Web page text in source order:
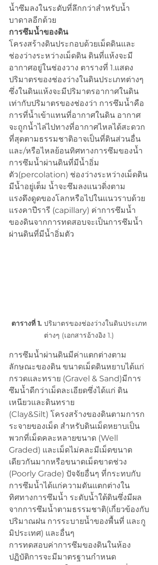
น้ำซึมลงในระดับที่ลึกกว่าสำหรับน้ำ
บาดาลอีกด้วย
การซึมน้ำของดิน
โครงสร้างดินประกอบด้วยเม็ดดินและ
ช่องว่างระหว่างเม็ดดิน ดินที่แห้งจะมี
อากาศอยู่ในช่องวาง ตารางที่ 1.แสดง
ปริมาตรของช่องว่างในดินประเภทต่างๆ
ซึ่งในดินแห้งจะมีปริมาตรอากาศในดิน
เท่ากับปริมาตรของช่องว่า การซึมน้ำคือ
การที่น้ำเข้าแทนที่อากาศในดิน อากาศ
จะถูกน้ำไล่ไปทางที่อากาศไหลได้สะดวก
ที่สุดตามธรรมชาติอาจเป็นที่ดินส่วนอื่น
และ/หรือไหลย้อนทิศทางการซึมของน้ำ
การซึมน้ำผ่านดินที่มีน้ำอิ่ม
ตัว(percolation) ช่องว่างระหว่างเม็ดดิน
มีน้ำอยู่เต็ม น้ำจะซึมลงแนวดิ่งตาม
แรงดึงดูดของโลกหรือไปในแนวราบด้วย
แรงคาปีรารี (capillary) ค่าการซึมน้ำ
ของดินจากการทดสอบจะเป็นการซึมน้ำ
ผ่านดินที่มีน้ำอิ่มตัว
ตารางที่ 1. ปริมาตรของช่องว่างในดินประเภท
ต่างๆ (เอกสารอ้างอิง 1.)
การซึมน้ำผ่านดินมีค่าแตกต่างตาม
ลักษณะของดิน ขนาดเม็ดดินหยาบได้แก่
กรวดและทราย (Gravel & Sand)มีการ
ซึมน้ำดีกว่าเม็ดละเอียดซึ่งได้แก่ ดิน
เหนียวและดินทราย
(Clay&Silt) โครงสร้างของดินตามการก
ระจายของเม็ด สำหรับดินเม็ดหยาบเป็น
พวกที่เม็ดคละหลายขนาด (Well
Graded) และเม็ดไม่คละมีเม็ดขนาด
เดียวกันมากหรือขนาดเม็ดขาดช่วง
(Poorly Grade) ปัจจัยอื่นๆ ที่กระทบกับ
การซึมน้ำได้แก่ความดันแตกต่างใน
ทิศทางการซึมน้ำ ระดับน้ำใต้ดินซึ่งมีผล
จากการซึมน้ำตามธรรมชาติ(เกี่ยวข้องกับ
ปริมาณฝน การระบายน้ำของพื้นที่ และกู
มิประเทศ) และอื่นๆ
การทดสอบค่าการซึมของดินในห้อง
ปฏิบัติการจะมีมาตรฐานกำหนด